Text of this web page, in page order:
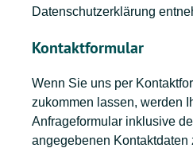
Datenschutzerklärung
Kontaktformular
Wenn Sie uns per
zukommen lassen, werden
Anfrageformular inklusive
angegebenen Kontaktdaten